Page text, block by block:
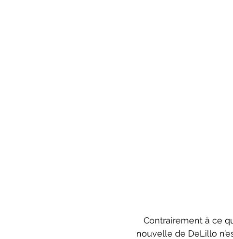
Contrairement à ce
nouvelle de DeLillo